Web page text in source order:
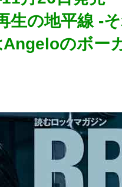
生の地平線 -
Angeloのボー